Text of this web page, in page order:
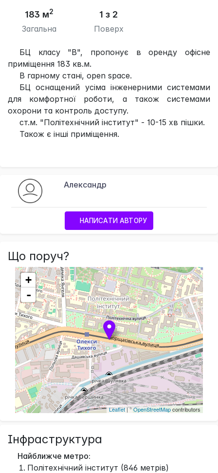
183 м2
Загальна
1 з 2
Поверх
БЦ класу "В", пропонує в оренду офісне
приміщення 183 кв.м.
В гарному стані, open space.
БЦ оснащений усіма інженерними системами
для комфортної роботи, а також системами
охорони та контроль доступу.
ст.м. "Політехнічний інститут" - 10-15 хв пішки.
Також є інші приміщення.
Александр
НАПИСАТИ АВТОРУ
Що поруч?
+
-
Leaflet| ©OpenStreetMapcontributors
Інфраструктура
Найближче метро:
Політехнічний інститут (846 метрів)